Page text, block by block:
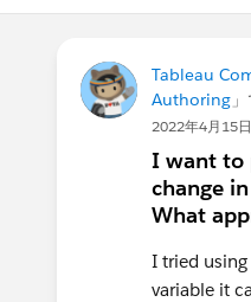
Tableau
Authoring
2022年4月15
I want to
change
What
I tried
variable it